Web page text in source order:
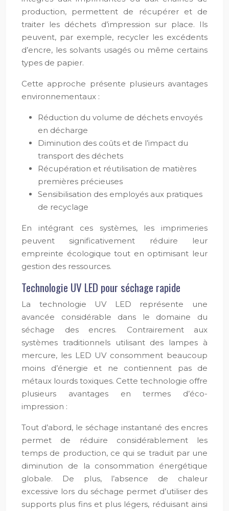
production, permettent de récupérer et de
traiter les déchets d’impression sur place. Ils
peuvent, par exemple, recycler les excédents
d’encre, les solvants usagés ou même certains
types de papier.
Cette approche présente plusieurs avantages
environnementaux :
Réduction du volume de déchets envoyés
en décharge
Diminution des coûts et de l’impact du
transport des déchets
Récupération et réutilisation de matières
premières précieuses
Sensibilisation des employés aux pratiques
de recyclage
En intégrant ces systèmes, les imprimeries
peuvent significativement réduire leur
empreinte écologique tout en optimisant leur
gestion des ressources.
Technologie UV LED pour séchage rapide
La technologie UV LED représente une
avancée considérable dans le domaine du
séchage des encres. Contrairement aux
systèmes traditionnels utilisant des lampes à
mercure, les LED UV consomment beaucoup
moins d’énergie et ne contiennent pas de
métaux lourds toxiques. Cette technologie offre
plusieurs avantages en termes d’éco-
impression :
Tout d’abord, le séchage instantané des encres
permet de réduire considérablement les
temps de production, ce qui se traduit par une
diminution de la consommation énergétique
globale. De plus, l’absence de chaleur
excessive lors du séchage permet d’utiliser des
supports plus fins et plus légers, réduisant ainsi